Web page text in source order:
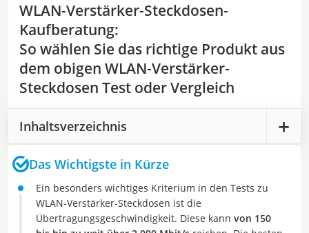
WLAN-Verstärker-Steckdosen-
Kaufberatung:
So wählen Sie das richtige Produkt aus
dem obigen WLAN-Verstärker-
Steckdosen Test oder Vergleich
Inhaltsverzeichnis
Das Wichtigste in Kürze
Ein besonders wichtiges Kriterium in den Tests zu
WLAN-Verstärker-Steckdosen ist die
Übertragungsgeschwindigkeit. Diese kann von 150